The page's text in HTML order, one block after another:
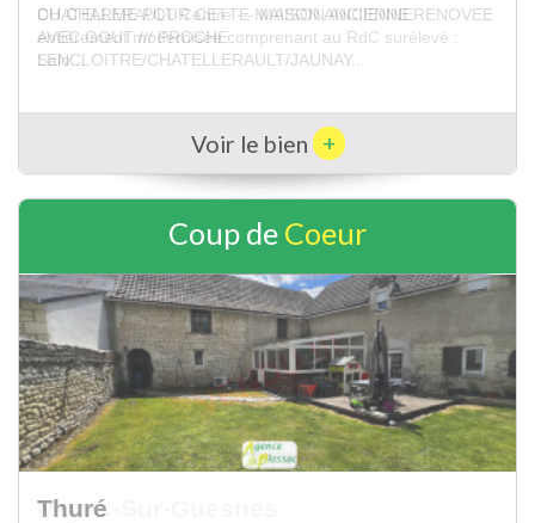
CHATELLERAULT Centre --- MAISON ANCIENNE
entièrement modernisée comprenant au RdC surélevé :
Salo...
Voir le bien +
Coup de Coeur
Monts-Sur-Guesnes